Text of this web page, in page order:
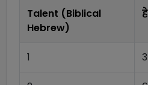
Talent (Biblical
Hebrew)
1